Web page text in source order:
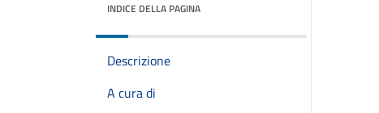
INDICE DELLA PAGINA
Descrizione
A cura di